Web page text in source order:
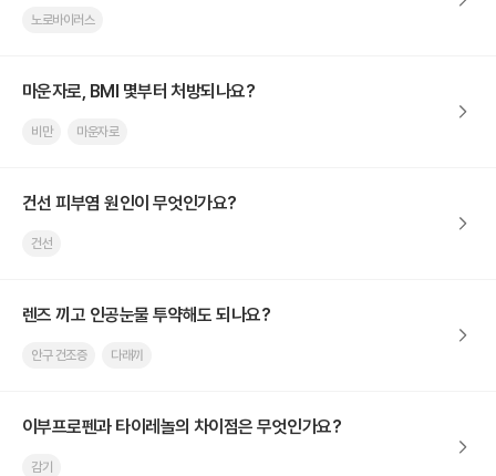
노로바이러스
마운자로, BMI 몇부터 처방되나요?
비만 마운자로
건선 피부염 원인이 무엇인가요?
건선
렌즈 끼고 인공눈물 투약해도 되나요?
안구 건조증 다래끼
이부프로펜과 타이레놀의 차이점은 무엇인가요?
감기